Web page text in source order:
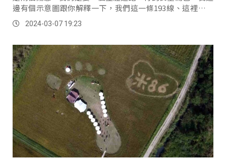
邊有個示意圖跟你解釋一下，我們這一條193線、這裡玉里
大橋這是往台東，我們主要是從193出去到往台東弄一個高
架上去，然後我們從玉里回來的時候、走193線的時候，有
2024-03-07 19:23